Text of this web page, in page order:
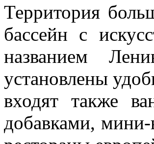
Территория
бассейн с
названием
установлены
входят также
добавками,